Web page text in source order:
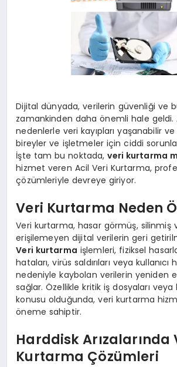
Dijital dünyada, verilerin güvenliği ve
zamankinden daha önemli hale geldi.
nedenlerle veri kayıpları yaşanabilir
bireyler ve işletmeler için ciddi
İşte tam bu noktada,veri kurtarma
hizmet veren Acil Veri Kurtarma,
çözümleriyle devreye giriyor.
Veri Kurtarma Neden
Veri kurtarma, hasar görmüş, silinmiş
erişilemeyen dijital verilerin geri
Veri kurtarma işlemleri, fiziksel
hataları, virüs saldırıları veya kullanıcı
nedeniyle kaybolan verilerin yeniden
sağlar. Özellikle kritik iş dosyaları veya
konusu olduğunda, veri kurtarma
öneme sahiptir.
Harddisk Arızalarında
Kurtarma Çözümleri